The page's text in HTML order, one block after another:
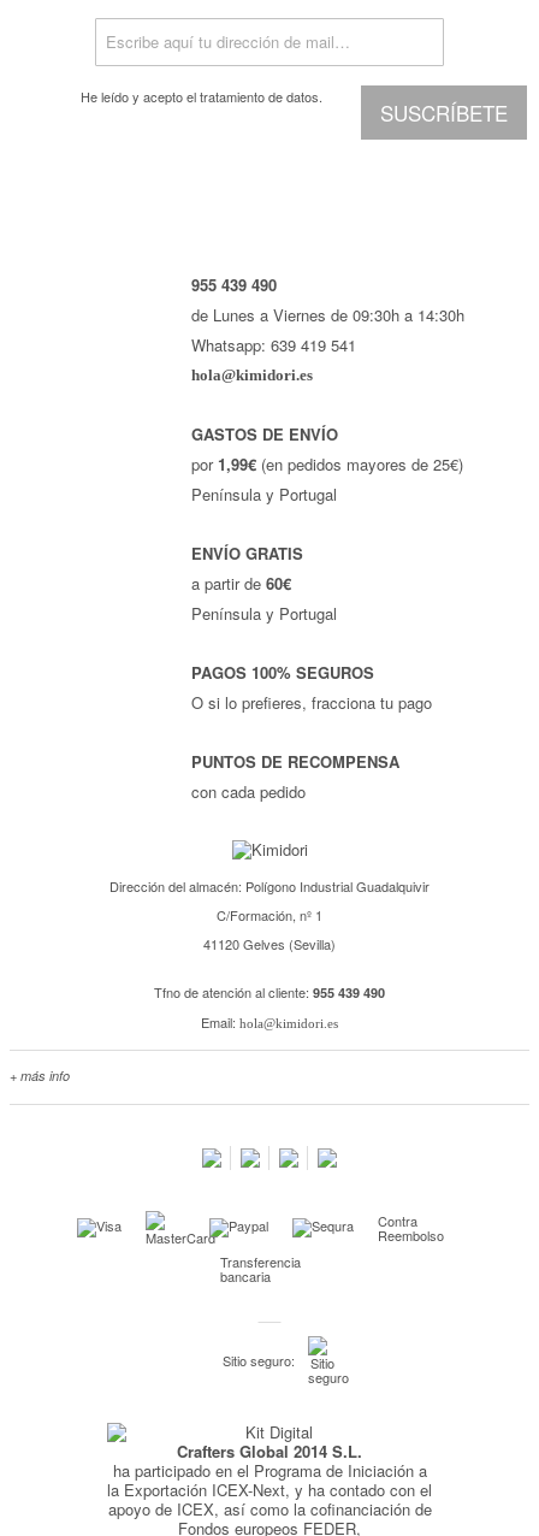
SUSCRÍBETE
He leído y acepto eltratamiento de datos.
955 439 490
de Lunes a Viernes de 09:30h a 14:30h
Whatsapp: 639 419 541
hola@kimidori.es
GASTOS DE ENVÍO
por 1,99€ (en pedidos mayores de 25€)
Península y Portugal
ENVÍO GRATIS
a partir de60€
Península y Portugal
PAGOS 100% SEGUROS
O si lo prefieres, fracciona tu pago
PUNTOS DE RECOMPENSA
con cada pedido
Dirección del almacén: Polígono Industrial Guadalquivir
C/Formación, nº 1
41120 Gelves (Sevilla)
Tfno de atención al cliente: 955 439 490
Email: hola@kimidori.es
+ más info
Kimidori PRINT, nuestro servicio de impresión de fotos
Pago seguro y financiación
Condiciones generales de Compra
Contra
Reembolso
Transferencia
bancaria
Sitio seguro:
Crafters Global 2014 S.L.
ha participado en el Programa de Iniciación a
la Exportación ICEX-Next, y ha contado con el
apoyo de ICEX, así como la cofinanciación de
Fondos europeos FEDER,